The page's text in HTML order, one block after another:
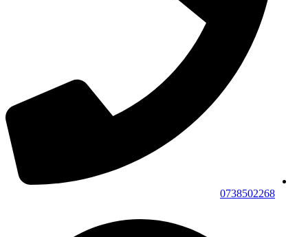
0738502268